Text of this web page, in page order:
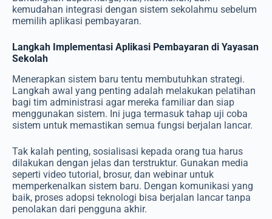
kemudahan integrasi dengan sistem sekolahmu sebelum
memilih aplikasi pembayaran.
Langkah Implementasi Aplikasi Pembayaran di Yayasan
Sekolah
Menerapkan sistem baru tentu membutuhkan strategi.
Langkah awal yang penting adalah melakukan pelatihan
bagi tim administrasi agar mereka familiar dan siap
menggunakan sistem. Ini juga termasuk tahap uji coba
sistem untuk memastikan semua fungsi berjalan lancar.
Tak kalah penting, sosialisasi kepada orang tua harus
dilakukan dengan jelas dan terstruktur. Gunakan media
seperti video tutorial, brosur, dan webinar untuk
memperkenalkan sistem baru. Dengan komunikasi yang
baik, proses adopsi teknologi bisa berjalan lancar tanpa
penolakan dari pengguna akhir.